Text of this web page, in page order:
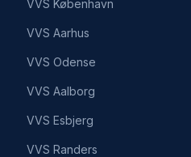
VVS København
VVS Aarhus
VVS Odense
VVS Aalborg
VVS Esbjerg
VVS Randers